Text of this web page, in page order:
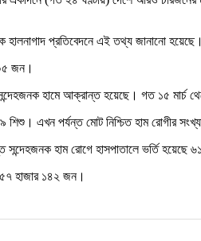
হালনাগাদ প্রতিবেদনে এই তথ্য জানানো হয়েছে।
জন।
হামে আক্রান্ত হয়েছে। গত ১৫ মার্চ
শিশু। এখন পর্যন্ত মোট নিশ্চিত হাম রোগীর
সন্দেহজনক হাম রোগে হাসপাতালে ভর্তি হয়েছে
হাজার ১৪২ জন।